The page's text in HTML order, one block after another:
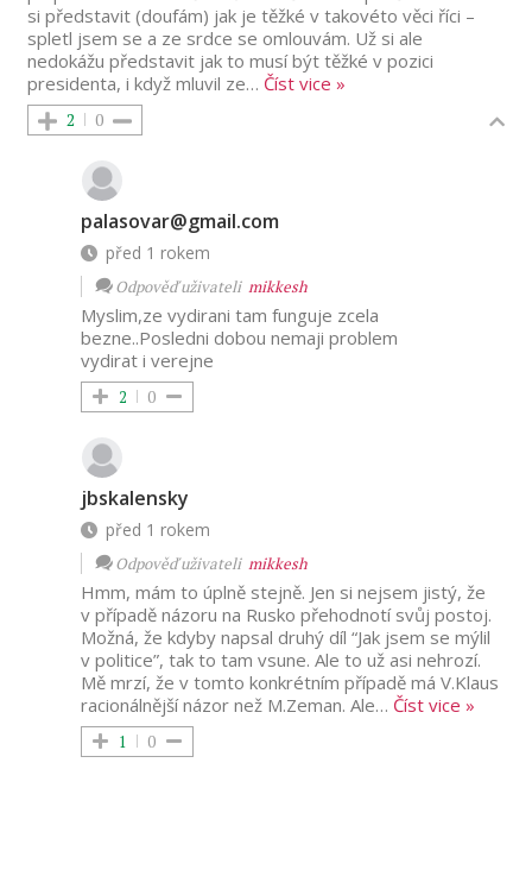
si představit (doufám) jak je těžké v takovéto věci říci –
spletl jsem se a ze srdce se omlouvám. Už si ale
nedokážu představit jak to musí být těžké v pozici
presidenta, i když mluvil ze… Číst vice »
2 0
palasovar@gmail.com
před 1 rokem
Odpověď uživateli mikkesh
Myslim,ze vydirani tam funguje zcela
bezne..Posledni dobou nemaji problem
vydirat i verejne
2 0
jbskalensky
před 1 rokem
Odpověď uživateli mikkesh
Hmm, mám to úplně stejně. Jen si nejsem jistý, že
v případě názoru na Rusko přehodnotí svůj postoj.
Možná, že kdyby napsal druhý díl “Jak jsem se mýlil
v politice”, tak to tam vsune. Ale to už asi nehrozí.
Mě mrzí, že v tomto konkrétním případě má V.Klaus
racionálnější názor než M.Zeman. Ale… Číst vice »
1 0